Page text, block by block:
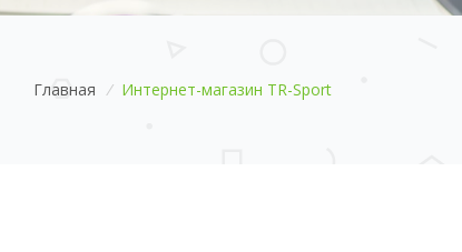
Главная / Интернет-магазин TR-Sport